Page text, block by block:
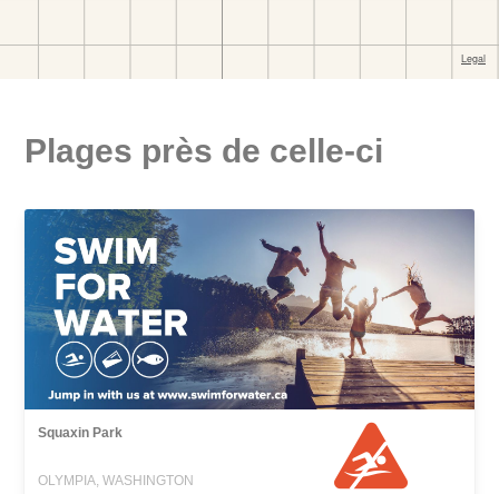
Plages près de celle-ci
Squaxin Park
OLYMPIA, WASHINGTON